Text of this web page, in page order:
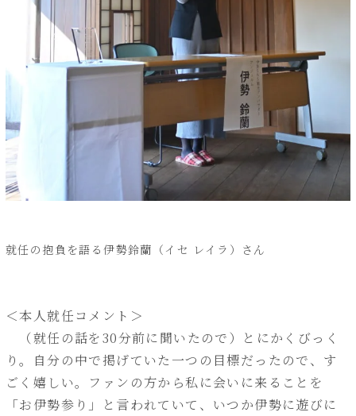
就任の抱負を語る伊勢鈴蘭（イセ レイラ）さん
＜本人就任コメント＞
（就任の話を30分前に聞いたので）とにかくびっく
り。自分の中で掲げていた一つの目標だったので、す
ごく嬉しい。ファンの方から私に会いに来ることを
「お伊勢参り」と言われていて、いつか伊勢に遊びに